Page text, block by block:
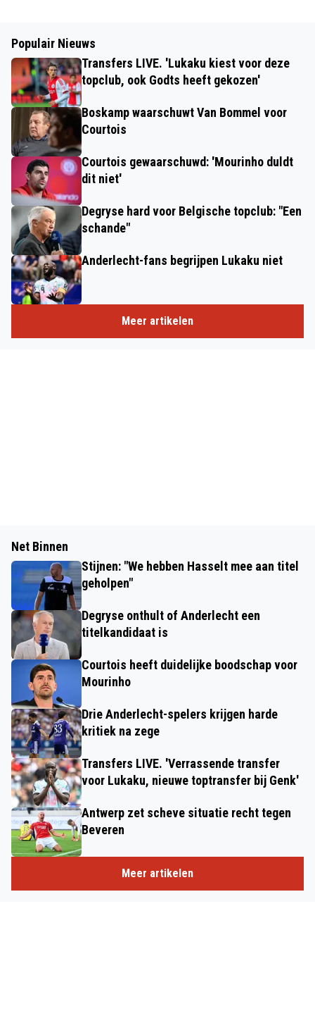
Populair Nieuws
Transfers LIVE. 'Lukaku kiest voor deze
topclub, ook Godts heeft gekozen'
Boskamp waarschuwt Van Bommel voor
Courtois
Courtois gewaarschuwd: 'Mourinho duldt
dit niet'
Degryse hard voor Belgische topclub: "Een
schande"
Anderlecht-fans begrijpen Lukaku niet
Meer artikelen
Net Binnen
Stijnen: "We hebben Hasselt mee aan titel
geholpen"
Degryse onthult of Anderlecht een
titelkandidaat is
Courtois heeft duidelijke boodschap voor
Mourinho
Drie Anderlecht-spelers krijgen harde
kritiek na zege
Transfers LIVE. 'Verrassende transfer
voor Lukaku, nieuwe toptransfer bij Genk'
Antwerp zet scheve situatie recht tegen
Beveren
Meer artikelen